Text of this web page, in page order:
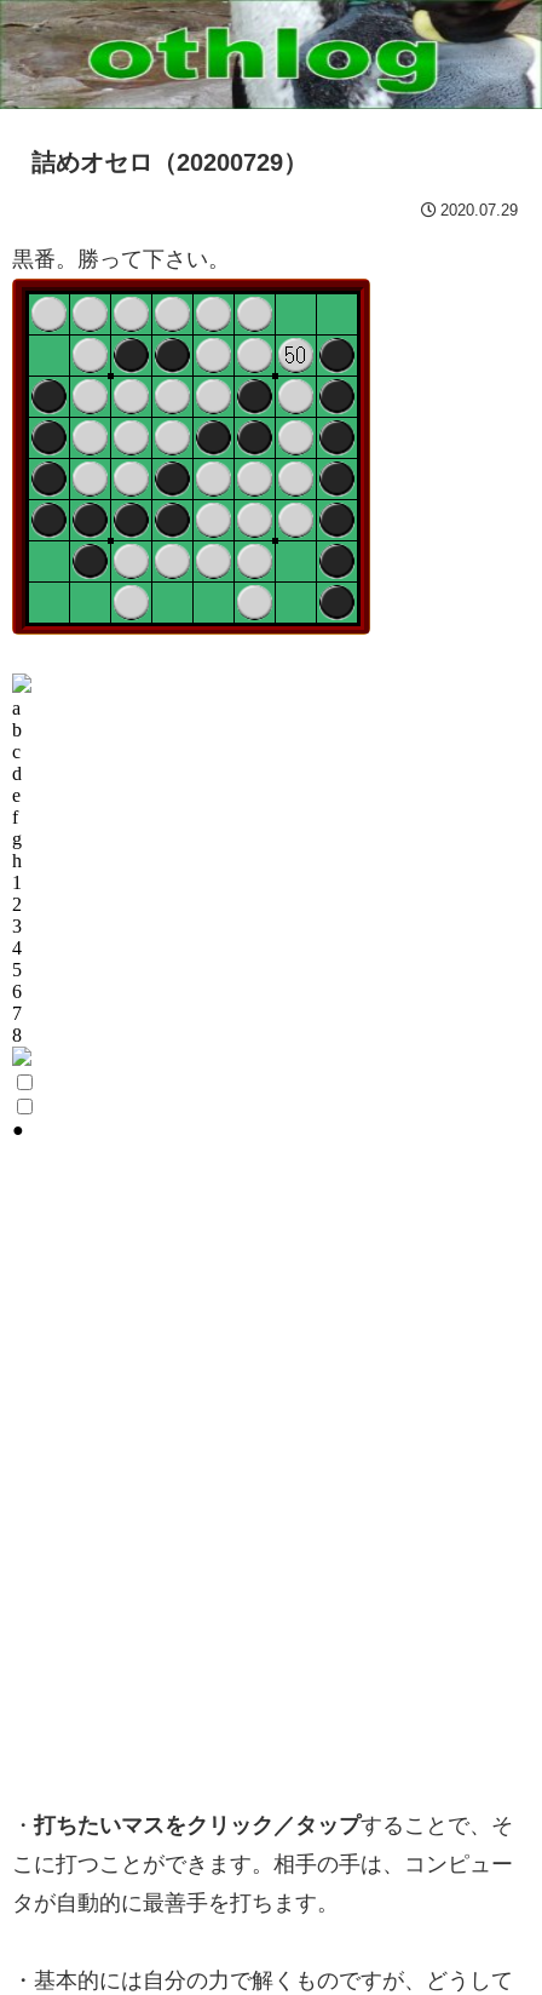
詰めオセロ（20200729）
2020.07.29
黒番。勝って下さい。
・打ちたいマスをクリック／タップすることで、そ
こに打つことができます。相手の手は、コンピュー
タが自動的に最善手を打ちます。
・基本的には自分の力で解くものですが、どうして